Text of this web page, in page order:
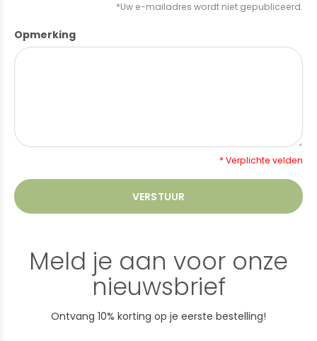
*Uw e-mailadres wordt niet gepubliceerd.
Opmerking
* Verplichte velden
VERSTUUR
Meld je aan voor onze
nieuwsbrief
Ontvang 10% korting op je eerste bestelling!